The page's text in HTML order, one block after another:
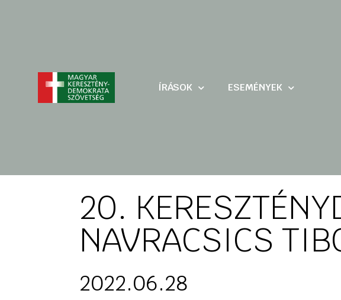
ÍRÁSOK ESEMÉNYEK
20.
NAVRACSICS
2022.06.28